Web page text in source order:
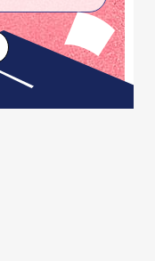
配，充份凸显出
特的曲子中，阿
聪笨手笨脚，而
以，两人就互相
女生负责低音
灵巧、节奏性强